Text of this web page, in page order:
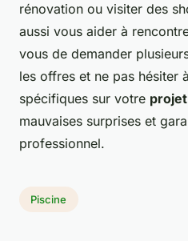
rénovation ou visiter des
aussi vous aider à
vous de demander
les offres et ne pas hésiter
spécifiques sur votre
mauvaises surprises et
professionnel.
Piscine